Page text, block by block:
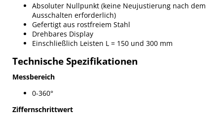
Absoluter Nullpunkt (keine Neujustierung nach dem
Ausschalten erforderlich)
Gefertigt aus rostfreiem Stahl
Drehbares Display
Einschließlich Leisten L = 150 und 300 mm
Technische Spezifikationen
Messbereich
0-360°
Ziffernschrittwert